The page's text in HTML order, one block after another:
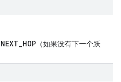
（如果没有下一个跃